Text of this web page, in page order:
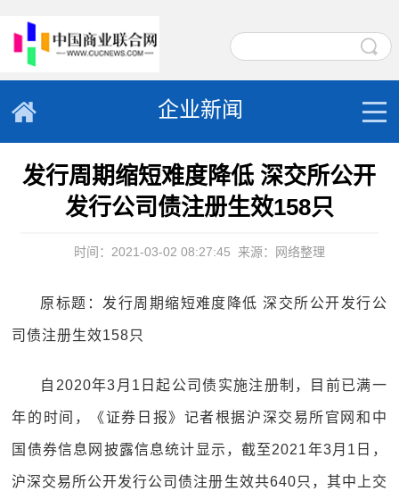
企业新闻
发行周期缩短难度降低 深交所公开
发行公司债注册生效158只
时间：2021-03-02 08:27:45 来源：网络整理
原标题：发行周期缩短难度降低 深交所公开发行公
司债注册生效158只
自2020年3月1日起公司债实施注册制，目前已满一
年的时间，《证券日报》记者根据沪深交易所官网和中
国债券信息网披露信息统计显示，截至2021年3月1日，
沪深交易所公开发行公司债注册生效共640只，其中上交